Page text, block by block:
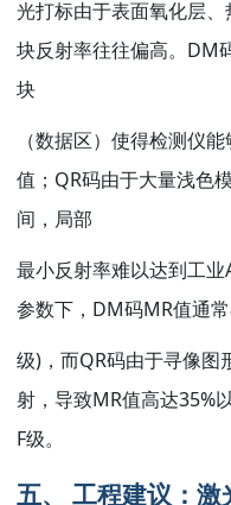
光打标由于表面氧化层
块反射率往往偏高。 DM
块
（数据区）使得检测仪
值； QR码由于大量浅色
间，局部
最小反射率难以达到工业
参数下， DM码MR值通
级) ，而QR码由于寻像图
射，导致MR值高达35%
F级。
五、 工程建议：激